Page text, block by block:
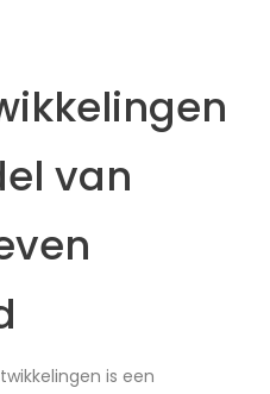
van
is een